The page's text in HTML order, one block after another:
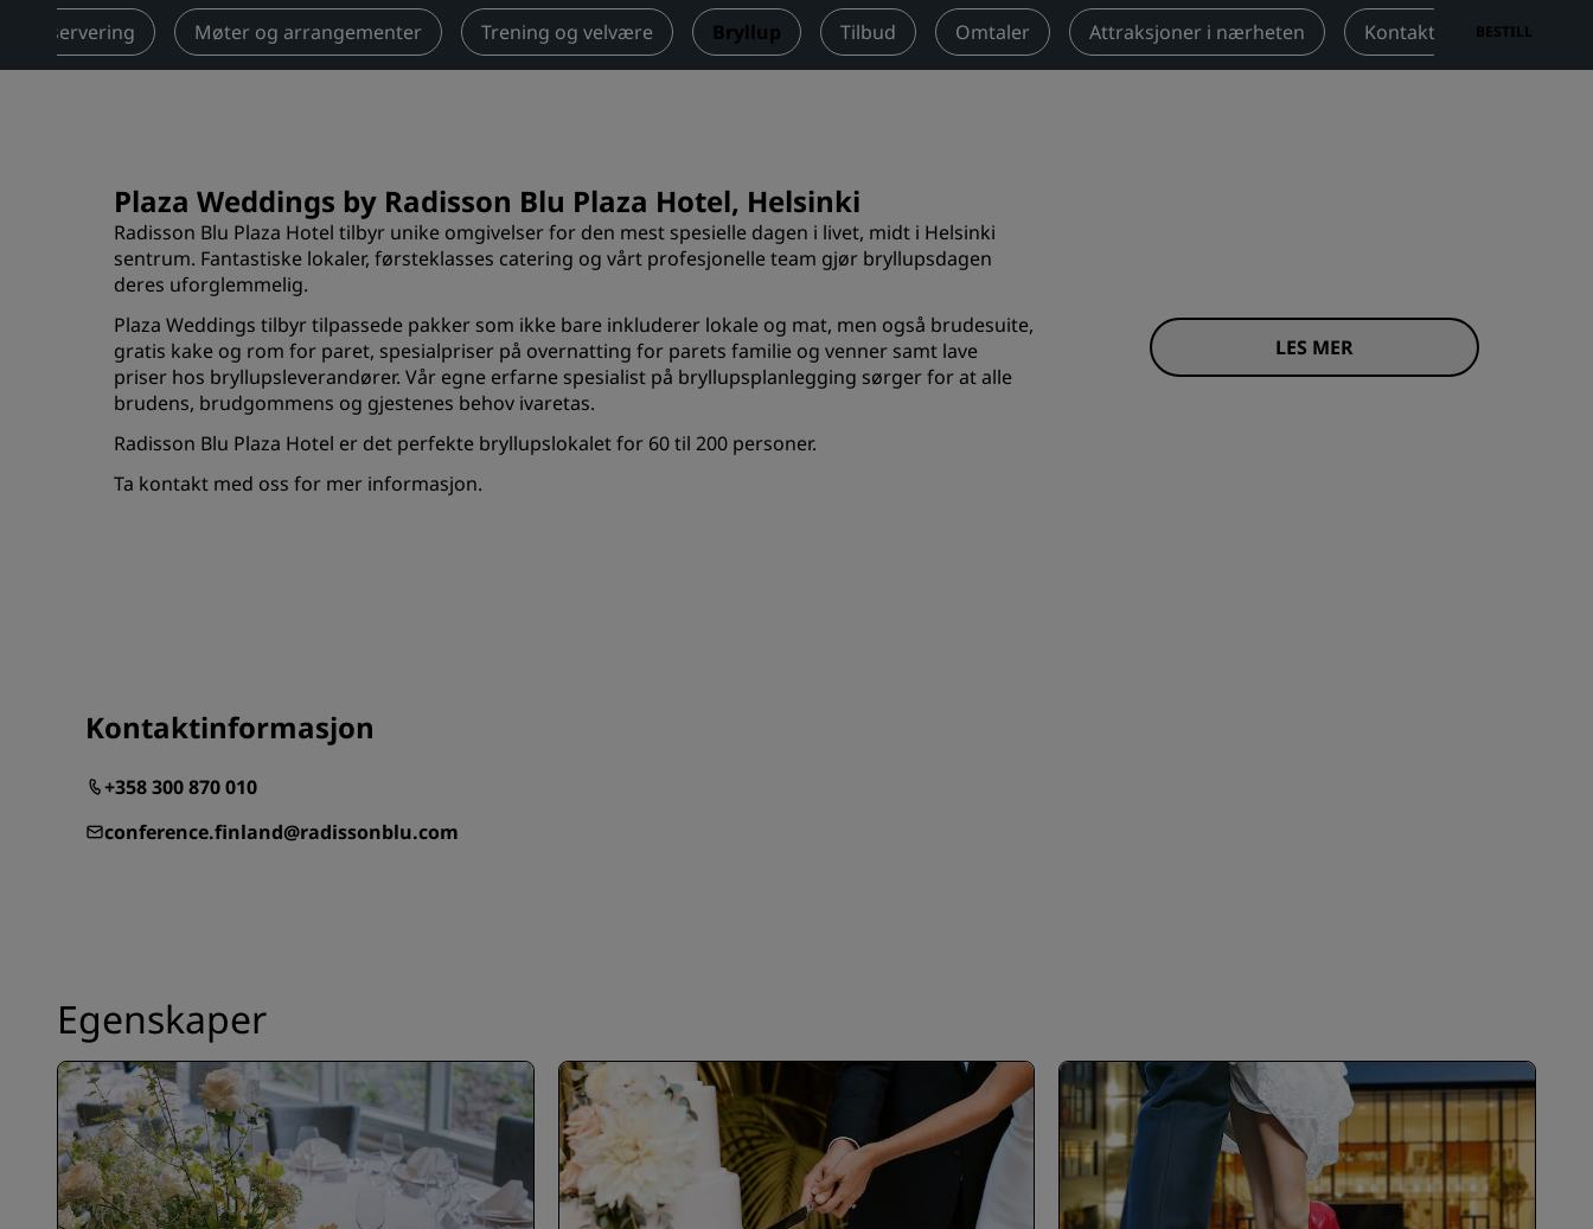
Søk etter flyvninger
Søk etter flyvninger
Digitale tjenester
Forretningsreisende
Hoteller i sentrum
Bookers and Planners
Matservering Møter og arrangementer Trening og velvære Bryllup Tilbud Omtaler Attraksjoner i nærheten Kontakt BESTILL
Plaza Weddings by Radisson Blu Plaza Hotel, Helsinki
Radisson Blu Plaza Hotel tilbyr unike omgivelser for den mest spesielle dagen i livet, midt i Helsinki
sentrum. Fantastiske lokaler, førsteklasses catering og vårt profesjonelle team gjør bryllupsdagen
deres uforglemmelig.
Plaza Weddings tilbyr tilpassede pakker som ikke bare inkluderer lokale og mat, men også brudesuite,
gratis kake og rom for paret, spesialpriser på overnatting for parets familie og venner samt lave
priser hos bryllupsleverandører. Vår egne erfarne spesialist på bryllupsplanlegging sørger for at alle
brudens, brudgommens og gjestenes behov ivaretas.
Radisson Blu Plaza Hotel er det perfekte bryllupslokalet for 60 til 200 personer.
Ta kontakt med oss for mer informasjon.
LES MER
Kontaktinformasjon
+358 300 870 010
conference.finland@radissonblu.com
Egenskaper